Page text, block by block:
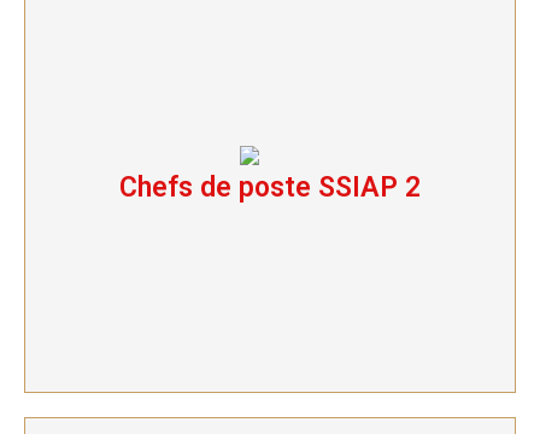
Chefs de poste SSIAP 2
Chefs de poste SSIAP 2